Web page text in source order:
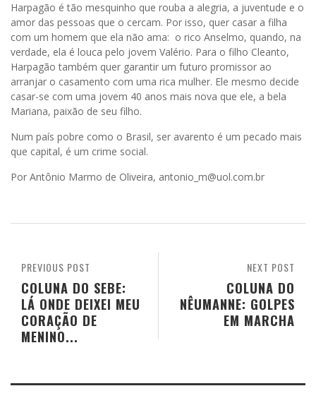
Harpagão é tão mesquinho que rouba a alegria, a juventude e o
amor das pessoas que o cercam. Por isso, quer casar a filha
com um homem que ela não ama: o rico Anselmo, quando, na
verdade, ela é louca pelo jovem Valério. Para o filho Cleanto,
Harpagão também quer garantir um futuro promissor ao
arranjar o casamento com uma rica mulher. Ele mesmo decide
casar-se com uma jovem 40 anos mais nova que ele, a bela
Mariana, paixão de seu filho.
Num país pobre como o Brasil, ser avarento é um pecado mais
que capital, é um crime social.
Por Antônio Marmo de Oliveira, antonio_m@uol.com.br
NEXT POST
COLUNA DO
NÊUMANNE: GOLPES
EM MARCHA
PREVIOUS POST
COLUNA DO SEBE:
LÁ ONDE DEIXEI MEU
CORAÇÃO DE
MENINO...